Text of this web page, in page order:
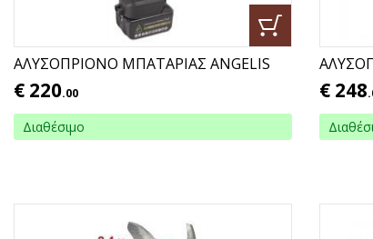
ΑΛΥΣΟΠΡΙΟΝΟ ΜΠΑΤΑΡΙΑΣ ANGELIS
€ 220.00
Διαθέσιμο
€ 248